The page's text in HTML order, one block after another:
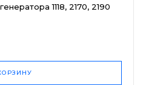
1118, 2170, 2190